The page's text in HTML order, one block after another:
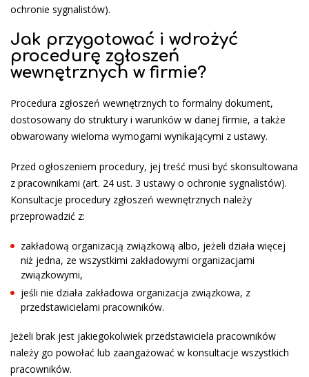
ochronie sygnalistów).
Jak przygotować i wdrożyć
procedurę zgłoszeń
wewnętrznych w firmie?
Procedura zgłoszeń wewnętrznych to formalny dokument,
dostosowany do struktury i warunków w danej firmie, a także
obwarowany wieloma wymogami wynikającymi z ustawy.
Przed ogłoszeniem procedury, jej treść musi być skonsultowana
z pracownikami (art. 24 ust. 3 ustawy o ochronie sygnalistów).
Konsultacje procedury zgłoszeń wewnętrznych należy
przeprowadzić z:
zakładową organizacją związkową albo, jeżeli działa więcej
niż jedna, ze wszystkimi zakładowymi organizacjami
związkowymi,
jeśli nie działa zakładowa organizacja związkowa, z
przedstawicielami pracowników.
Jeżeli brak jest jakiegokolwiek przedstawiciela pracowników
należy go powołać lub zaangażować w konsultacje wszystkich
pracowników.